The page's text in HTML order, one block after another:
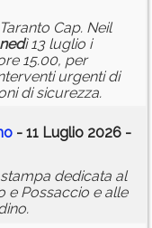
Cap. Neil
ì 13 luglio i
15.00, per
urgenti di
di sicurezza.
- 11 Luglio 2026 -
dedicata al
e Possaccio e alle